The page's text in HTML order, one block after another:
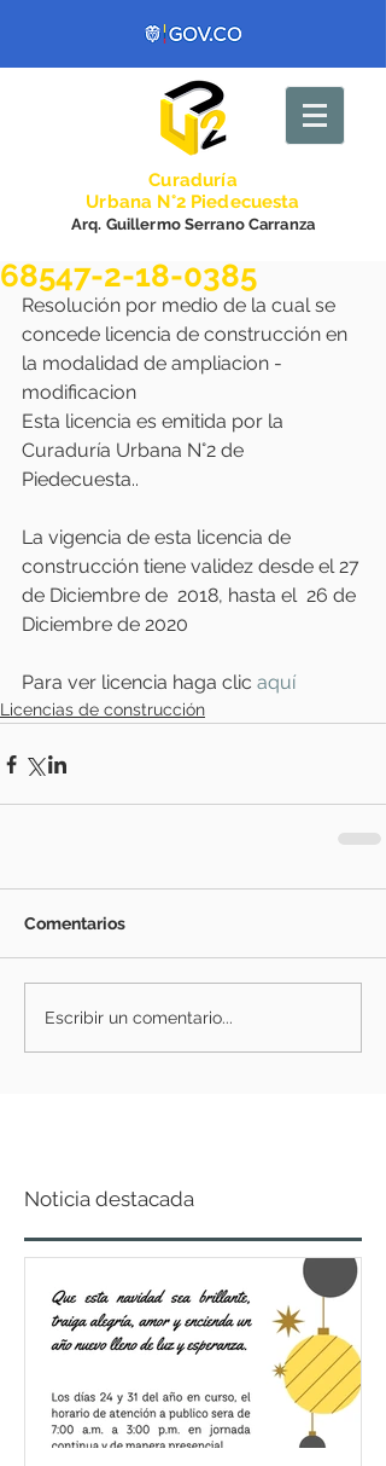
Curaduría
Urbana N°2 Piedecuesta
Arq. Guillermo Serrano Carranza
68547-2-18-0385
Resolución por medio de la cual se
concede licencia de construcción en
la modalidad de ampliacion -
modificacion
Esta licencia es emitida por la
Curaduría Urbana N°2 de
Piedecuesta..
La vigencia de esta licencia de
construcción tiene validez desde el 27
de Diciembre de  2018, hasta el  26 de
Diciembre de 2020
Para ver licencia haga clic aquí
Licencias de construcción
Comentarios
Escribir un comentario...
Noticia destacada